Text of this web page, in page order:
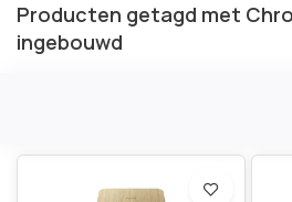
Producten getagd met
ingebouwd